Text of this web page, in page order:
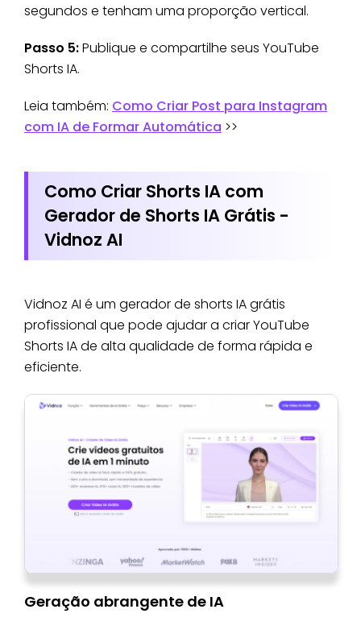
segundos e tenham uma proporção vertical.
Passo 5:Publique e compartilhe seus YouTube
Shorts IA.
Leia também: Como Criar Post para Instagram
com IA de Formar Automática >>
Como Criar Shorts IA com
Gerador de Shorts IA Grátis -
Vidnoz AI
Vidnoz AI é um gerador de shorts IA grátis
profissional que pode ajudar a criar YouTube
Shorts IA de alta qualidade de forma rápida e
eficiente.
Geração abrangente de IA